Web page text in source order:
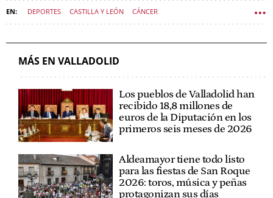
DEPORTES CASTILLA Y LEÓN CÁNCER
MÁS EN VALLADOLID
Los pueblos de Valladolid han
recibido 18,8 millones de
euros de la Diputación en los
primeros seis meses de 2026
Aldeamayor tiene todo listo
para las fiestas de San Roque
2026: toros, música y peñas
protagonizan sus días